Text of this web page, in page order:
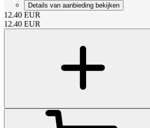
Details van aanbieding bekijken
12.40 EUR
12.40 EUR